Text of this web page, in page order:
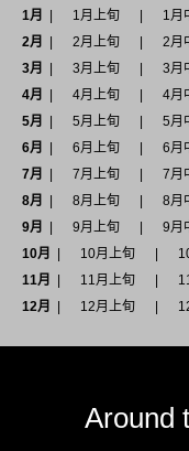
1月 1月上旬 1月
2月
2月上旬 2月
3月
3月上旬 3月
4月
4月上旬 4月
5月
5月上旬 5月
6月
6月上旬 6月
7月
7月上旬 7月
8月
8月上旬 8月
9月
9月上旬 9月
10月
10月上旬
11月
11月上旬
12月
12月上旬
Around